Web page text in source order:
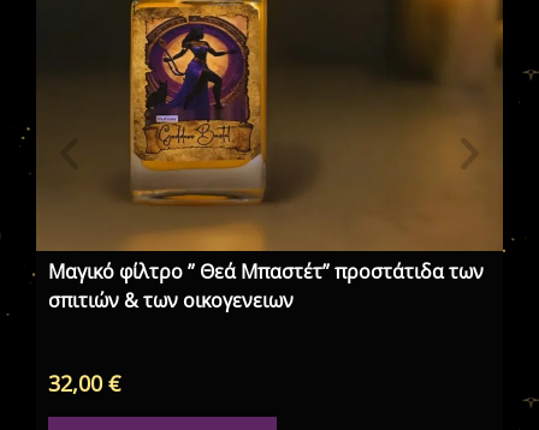
Μαγικό φίλτρο ” Θεά Μπαστέτ” προστάτιδα των
σπιτιών & των οικογενειων
32,00€